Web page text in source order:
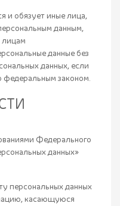
и обязует иные лица,
данным,
лицам
данные без
данных, если
федеральным законом.
Федерального
данных»
персональных данных
касающуюся